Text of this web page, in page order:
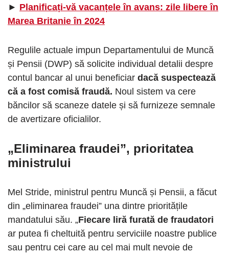
► Planificați-vă vacanțele în avans: zile libere în
Marea Britanie în 2024
Regulile actuale impun Departamentului de Muncă
și Pensii (DWP) să solicite individual detalii despre
contul bancar al unui beneficiar dacă suspectează
că a fost comisă fraudă. Noul sistem va cere
băncilor să scaneze datele și să furnizeze semnale
de avertizare oficialilor.
„Eliminarea fraudei”, prioritatea
ministrului
Mel Stride, ministrul pentru Muncă și Pensii, a făcut
din „eliminarea fraudei” una dintre prioritățile
mandatului său. „Fiecare liră furată de fraudatori
ar putea fi cheltuită pentru serviciile noastre publice
sau pentru cei care au cel mai mult nevoie de